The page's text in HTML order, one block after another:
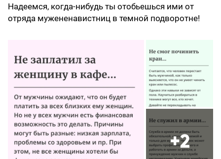
Надеемся, когда-нибудь ты отобьешься ими от
отряда мужененавистниц в темной подворотне!
+2